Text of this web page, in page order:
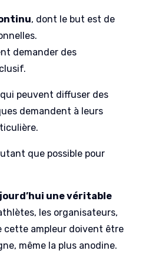
, dont le but est de
demander des
peuvent diffuser des
demandent à leurs
que possible pour
une véritable
les organisateurs,
cette ampleur doivent être
même la plus anodine.